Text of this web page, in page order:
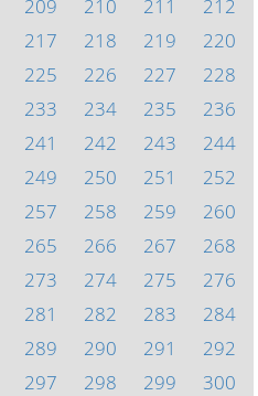
209 210 211
212
217 218 219
220
225 226 227
228
233 234 235
236
241 242 243
244
249 250 251
252
257 258 259
260
265 266 267
268
273 274 275
276
281 282 283
284
289 290 291
292
297 298 299
300